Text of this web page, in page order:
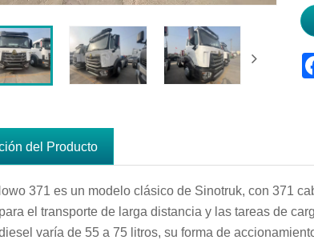
del Producto
371 es un modelo clásico de Sinotruk, con 371
el transporte de larga distancia y las tareas de
varía de 55 a 75 litros, su forma de